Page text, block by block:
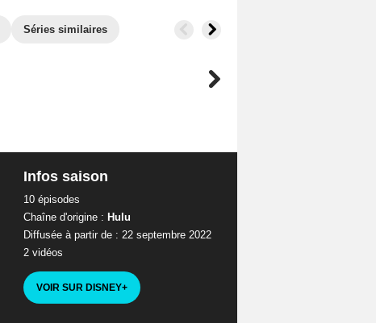
Séries similaires
Infos saison
10 épisodes
Chaîne d'origine : Hulu
Diffusée à partir de : 22 septembre 2022
2 vidéos
VOIR SUR DISNEY+